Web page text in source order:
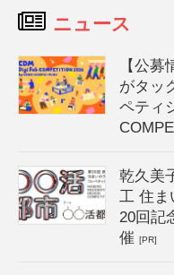
ニュース
【公
がタッ
ペティ
乾久美
工 住ま
20回記
催[PR]